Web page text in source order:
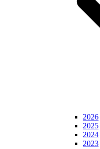
2026
2025
2024
2023